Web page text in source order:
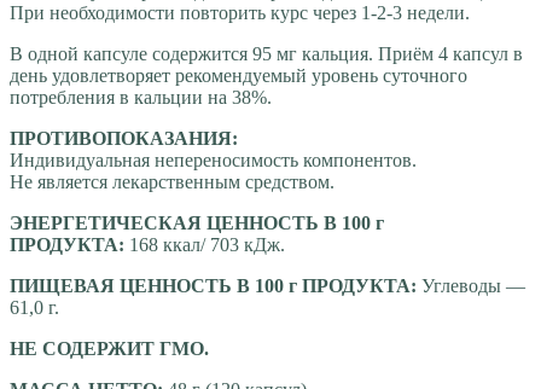
При необходимости повторить курс через 1-2-3 недели.
В одной капсуле содержится 95 мг кальция. Приём 4 капсул в
день удовлетворяет рекомендуемый уровень суточного
потребления в кальции на 38%.
ПРОТИВОПОКАЗАНИЯ:
Индивидуальная непереносимость компонентов.
Не является лекарственным средством.
ЭНЕРГЕТИЧЕСКАЯ ЦЕННОСТЬ В 100 г
ПРОДУКТА: 168 ккал/ 703 кДж.
ПИЩЕВАЯ ЦЕННОСТЬ В 100 г ПРОДУКТА: Углеводы —
61,0 г.
НЕ СОДЕРЖИТ ГМО.